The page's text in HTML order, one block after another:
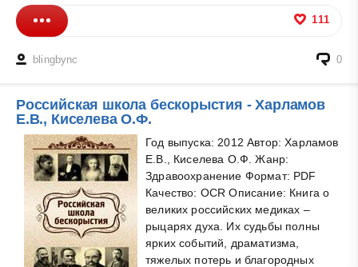
111
blingbync 0
Российская школа бескорыстия - Харламов
Е.В., Киселева О.Ф.
Год выпуска: 2012 Автор: Харламов
Е.В., Киселева О.Ф. Жанр:
Здравоохранение Формат: PDF
Качество: OCR Описание: Книга о
великих российских медиках –
рыцарях духа. Их судьбы полны
ярких событий, драматизма,
тяжелых потерь и благородных